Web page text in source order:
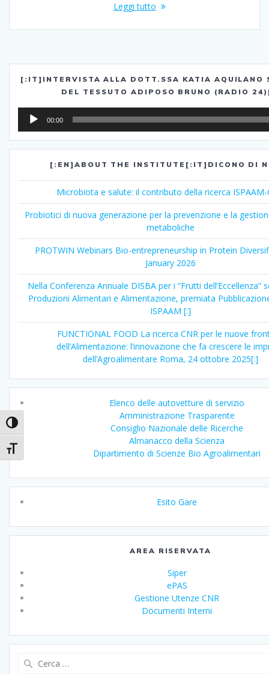
Attiva/disattiva alto contrasto
Attiva/disattiva dimensione testo
Leggi tutto
[:IT]INTERVISTA ALLA DOTT.SSA KATIA AQUILANO
DEL TESSUTO ADIPOSO BRUNO (RADIO
Player
00:00
[:EN]ABOUT THE INSTITUTE[:IT]DICONO DI
Microbiota e salute: il contributo della ricerca ISPAAM-
Probiotici di nuova generazione per la prevenzione e la
metaboliche
PROTWIN Webinars Bio-entrepreneurship in Protein
January 2026
Nella Conferenza Annuale DISBA per i “Frutti dell’Eccellenza”
Produzioni Alimentari e Alimentazione, premiata
ISPAAM [:]
FUNCTIONAL FOOD La ricerca CNR per le nuove
dell’Alimentazione: l’innovazione che fa crescere le
dell’Agroalimentare Roma, 24 ottobre 2025[:]
Elenco delle autovetture di servizio
Amministrazione Trasparente
Consiglio Nazionale delle Ricerche
Almanacco della Scienza
Dipartimento di Scienze Bio Agroalimentari
Esito Gare
AREA RISERVATA
Siper
ePAS
Gestione Utenze CNR
Documenti Interni